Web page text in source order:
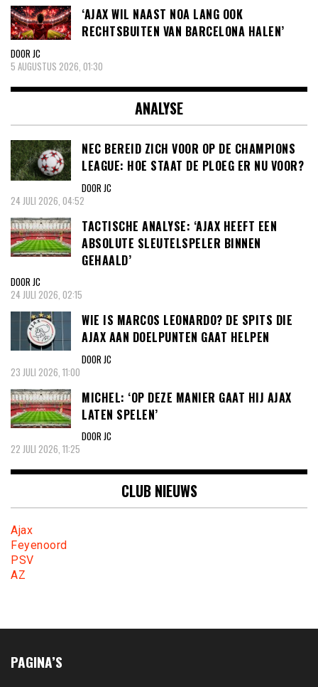
‘AJAX WIL NAAST NOA LANG OOK
RECHTSBUITEN VAN BARCELONA HALEN’
DOOR JC
5 AUGUSTUS 2026, 01:30
ANALYSE
NEC BEREID ZICH VOOR OP DE CHAMPIONS
LEAGUE: HOE STAAT DE PLOEG ER NU VOOR?
DOOR JC
24 JULI 2026, 04:52
TACTISCHE ANALYSE: ‘AJAX HEEFT EEN
ABSOLUTE SLEUTELSPELER BINNEN
GEHAALD’
DOOR JC
24 JULI 2026, 02:15
WIE IS MARCOS LEONARDO? DE SPITS DIE
AJAX AAN DOELPUNTEN GAAT HELPEN
DOOR JC
23 JULI 2026, 11:00
MICHEL: ‘OP DEZE MANIER GAAT HIJ AJAX
LATEN SPELEN’
DOOR JC
22 JULI 2026, 11:25
CLUB NIEUWS
Ajax
Feyenoord
PSV
AZ
PAGINA’S